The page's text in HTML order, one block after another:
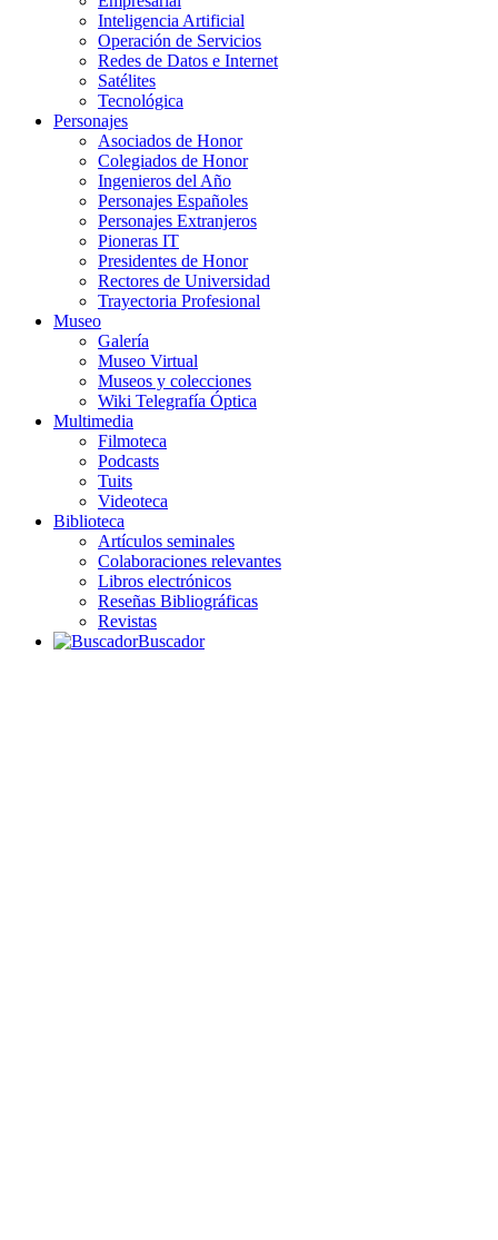
Inteligencia Artificial
Operación de Servicios
Redes de Datos e Internet
Satélites
Tecnológica
Personajes
Asociados de Honor
Colegiados de Honor
Ingenieros del Año
Personajes Españoles
Personajes Extranjeros
Pioneras IT
Presidentes de Honor
Rectores de Universidad
Trayectoria Profesional
Museo
Galería
Museo Virtual
Museos y colecciones
Wiki Telegrafía Óptica
Multimedia
Filmoteca
Podcasts
Tuits
Videoteca
Biblioteca
Artículos seminales
Colaboraciones relevantes
Libros electrónicos
Reseñas Bibliográficas
Revistas
Buscador